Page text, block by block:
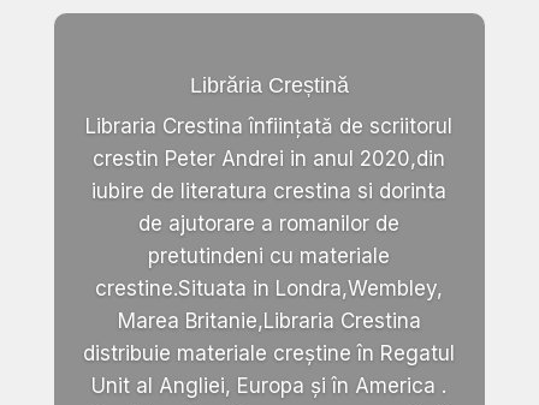
Librăria Creștină
Libraria Crestina înființată de scriitorul
crestin Peter Andrei in anul 2020,din
iubire de literatura crestina si dorinta
de ajutorare a romanilor de
pretutindeni cu materiale
crestine.Situata in Londra,Wembley,
Marea Britanie,Libraria Crestina
distribuie materiale creștine în Regatul
Unit al Angliei, Europa și în America .